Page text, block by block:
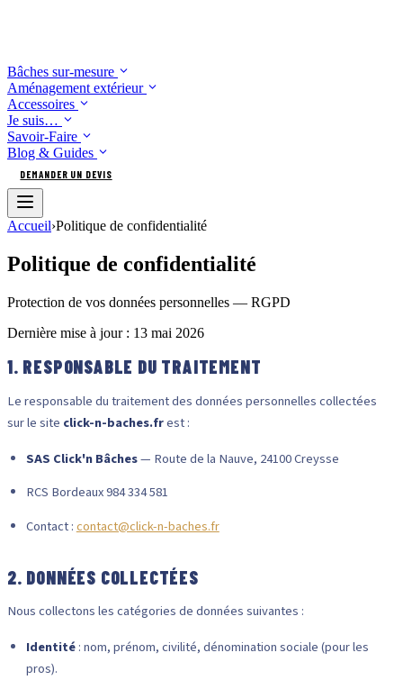
Bâches sur-mesure
Aménagement extérieur
Accessoires
Je suis…
Savoir-Faire
Blog & Guides
DEMANDER UN DEVIS
Accueil›Politique de confidentialité
Politique de confidentialité
Protection de vos données personnelles — RGPD
Dernière mise à jour : 13 mai 2026
1. RESPONSABLE DU TRAITEMENT
Le responsable du traitement des données personnelles collectées
sur le site click-n-baches.frest :
SAS Click'n Bâches— Route de la Nauve, 24100 Creysse
RCS Bordeaux 984 334 581
Contact :contact@click-n-baches.fr
2. DONNÉES COLLECTÉES
Nous collectons les catégories de données suivantes :
Identité: nom, prénom, civilité, dénomination sociale (pour les
pros).